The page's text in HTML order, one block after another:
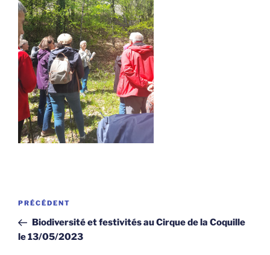
Navigation
l’article
Article
précédent
PRÉCÉDENT
Biodiversité et festivités au Cirque de la Coquille
le 13/05/2023